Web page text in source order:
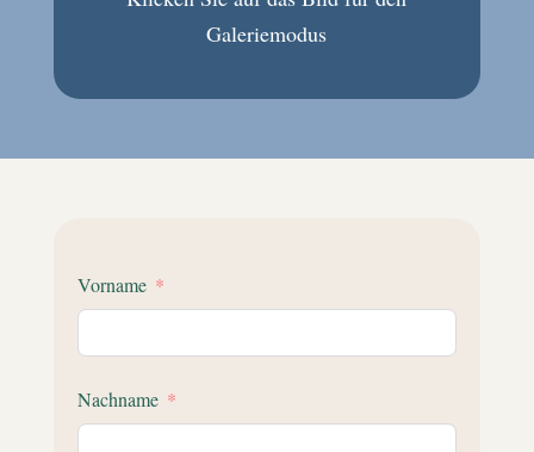
Galeriemodus
Vorname
Nachname